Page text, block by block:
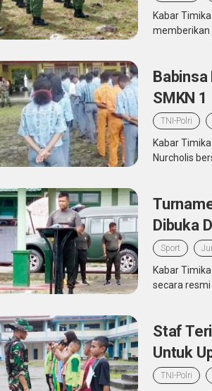
Kabar
memberikan
SMKN
TNI-Polri
Kabar
Nurcholis
Dibuka
Sport
Kabar
secara
Staf
Untuk
TNI-Polri